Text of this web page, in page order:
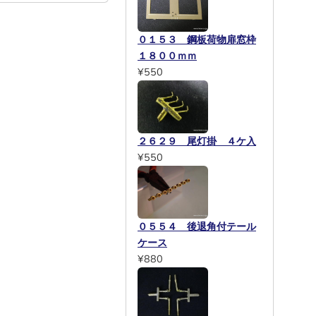
０１５３ 鋼板荷物扉窓枠
１８００ｍｍ
¥550
２６２９ 尾灯掛 ４ケ入
¥550
０５５４ 後退角付テール
ケース
¥880